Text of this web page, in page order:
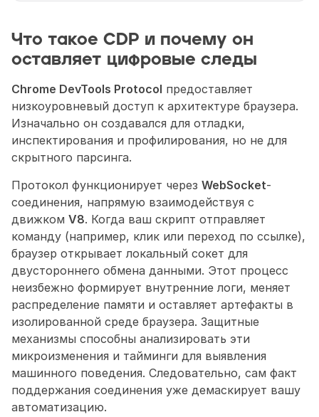
Что такое CDP и почему он
оставляет цифровые следы
Chrome DevTools Protocol предоставляет
низкоуровневый доступ к архитектуре браузера.
Изначально он создавался для отладки,
инспектирования и профилирования, но не для
скрытного парсинга.
Протокол функционирует через WebSocket-
соединения, напрямую взаимодействуя с
движком V8. Когда ваш скрипт отправляет
команду (например, клик или переход по ссылке),
браузер открывает локальный сокет для
двустороннего обмена данными. Этот процесс
неизбежно формирует внутренние логи, меняет
распределение памяти и оставляет артефакты в
изолированной среде браузера. Защитные
механизмы способны анализировать эти
микроизменения и тайминги для выявления
машинного поведения. Следовательно, сам факт
поддержания соединения уже демаскирует вашу
автоматизацию.